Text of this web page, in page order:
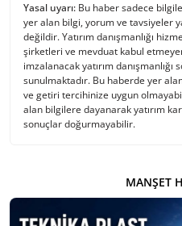
Yasal uyarı: Bu haber sadece
yer alan bilgi, yorum ve tavsiyeler
değildir. Yatırım danışmanlığı
şirketleri ve mevduat kabul
imzalanacak yatırım
sunulmaktadır. Bu haberde yer
ve getiri tercihinize uygun
alan bilgilere dayanarak yatırım
sonuçlar doğurmayabilir.
MANŞET